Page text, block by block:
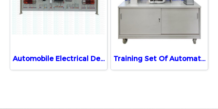
Automobile Electrical Demonstration Training Set Of Automatic Transmission